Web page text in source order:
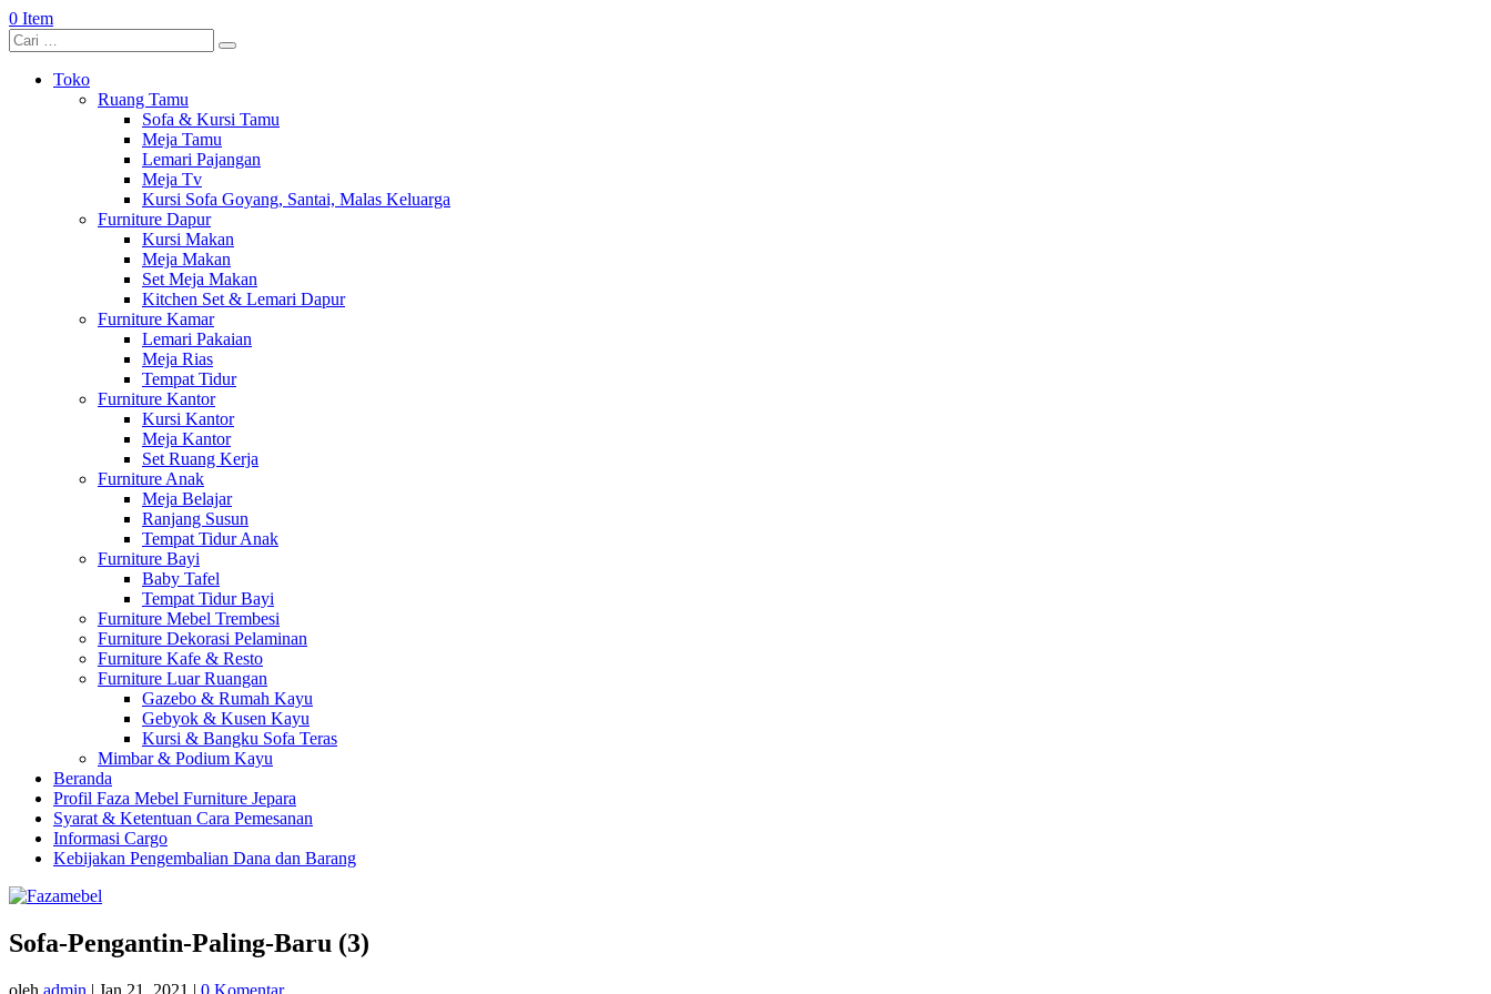
0 Item
Toko
Ruang Tamu
Sofa & Kursi Tamu
Meja Tamu
Lemari Pajangan
Meja Tv
Kursi Sofa Goyang, Santai, Malas Keluarga
Furniture Dapur
Kursi Makan
Meja Makan
Set Meja Makan
Kitchen Set & Lemari Dapur
Furniture Kamar
Lemari Pakaian
Meja Rias
Tempat Tidur
Furniture Kantor
Kursi Kantor
Meja Kantor
Set Ruang Kerja
Furniture Anak
Meja Belajar
Ranjang Susun
Tempat Tidur Anak
Furniture Bayi
Baby Tafel
Tempat Tidur Bayi
Furniture Mebel Trembesi
Furniture Dekorasi Pelaminan
Furniture Kafe & Resto
Furniture Luar Ruangan
Gazebo & Rumah Kayu
Gebyok & Kusen Kayu
Kursi & Bangku Sofa Teras
Mimbar & Podium Kayu
Beranda
Profil Faza Mebel Furniture Jepara
Syarat & Ketentuan Cara Pemesanan
Informasi Cargo
Kebijakan Pengembalian Dana dan Barang
Sofa-Pengantin-Paling-Baru (3)
oleh admin | Jan 21, 2021 | 0 Komentar